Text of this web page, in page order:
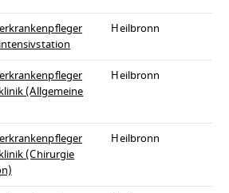
Heilbronn
(Allgemeine
Heilbronn
(Chirurgie
Heilbronn